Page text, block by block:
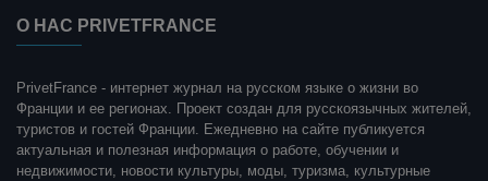
О НАС PRIVETFRANCE
PrivetFrance - интернет журнал на русском языке о жизни во
Франции и ее регионах. Проект создан для русскоязычных жителей,
туристов и гостей Франции. Ежедневно на сайте публикуется
актуальная и полезная информация о работе, обучении и
недвижимости, новости культуры, моды, туризма, культурные